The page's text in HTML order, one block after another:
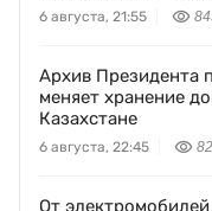
Orda.kz Дуйсенова
6 августа, 21:55
Архив Президента
меняет хранение
Казахстане
6 августа, 22:45
От